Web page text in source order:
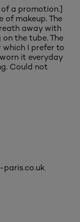
a promotion.]
of makeup. The
away with
the tube. The
which I prefer to
it everyday
Could not
paris.co.uk